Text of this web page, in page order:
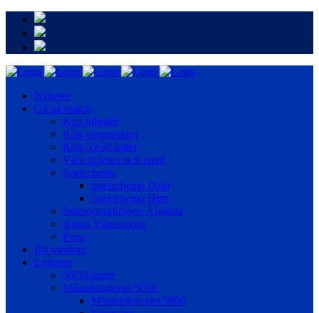
Nyheter
Gå på match
Köp biljetter
Köp säsongskort
Köp 50/50-lotter
Våra biljetter och entré
Spelschema
Spelschema Dam
Spelschema Herr
Supporterklubben Älgarna
Arena Vänersborg
Press
Bli medlem
Lotterier
50/50-lotter
Månadslotteriet 5050
Månadslotteriet 5050